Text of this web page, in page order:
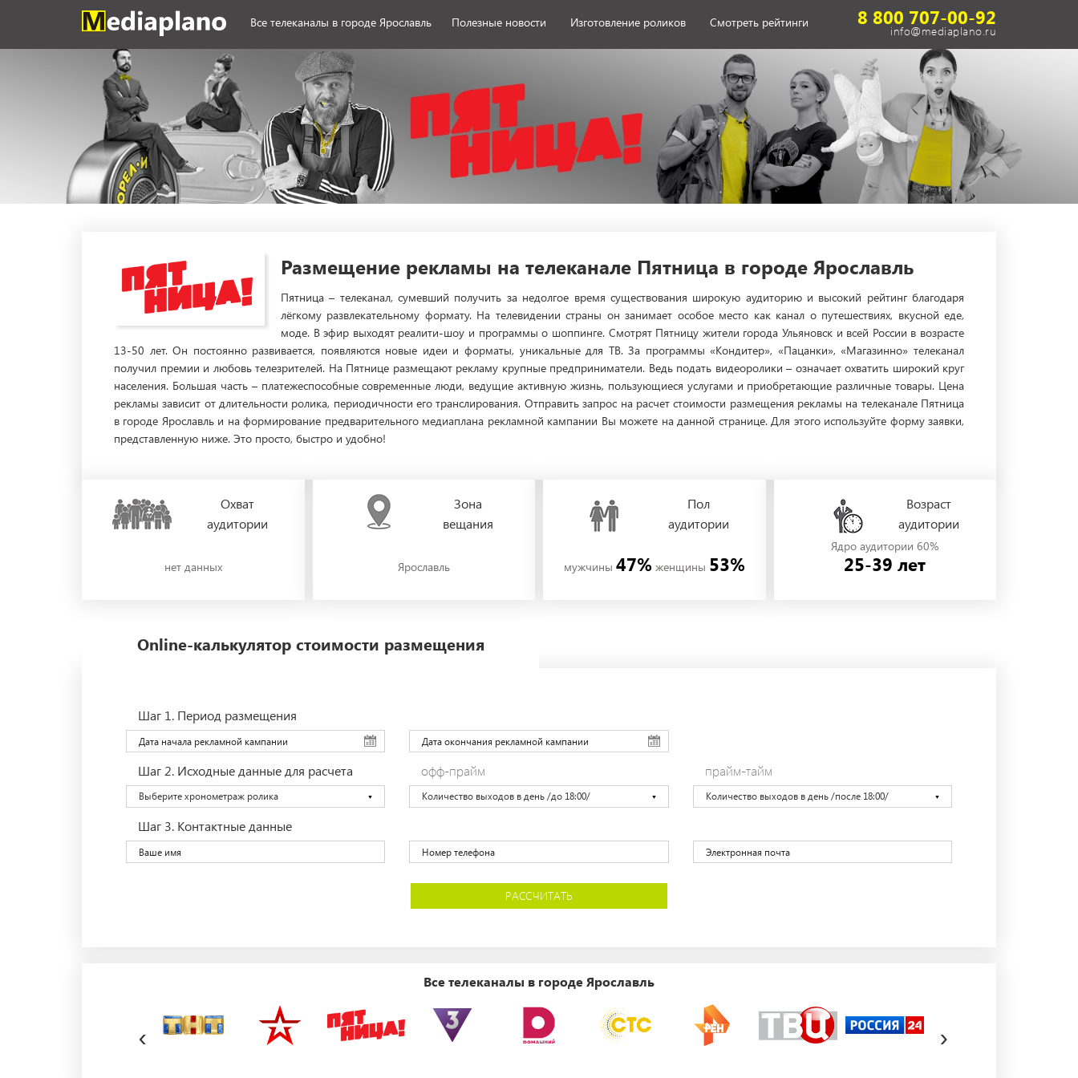
Все телеканалы в городе Ярославль Полезные новости Изготовление роликов Смотреть рейтинги 8 800 707-00-92
info@mediaplano.ru
Размещение рекламы на телеканале Пятница в городе Ярославль
Пятница – телеканал, сумевший получить за недолгое время существования широкую аудиторию и высокий рейтинг благодаря
лёгкому развлекательному формату. На телевидении страны он занимает особое место как канал о путешествиях, вкусной еде,
моде. В эфир выходят реалити-шоу и программы о шоппинге. Смотрят Пятницу жители города Ульяновск и всей России в возрасте
13-50 лет. Он постоянно развивается, появляются новые идеи и форматы, уникальные для ТВ. За программы «Кондитер», «Пацанки», «Магазинно» телеканал
получил премии и любовь телезрителей. На Пятнице размещают рекламу крупные предприниматели. Ведь подать видеоролики – означает охватить широкий круг
населения. Большая часть – платежеспособные современные люди, ведущие активную жизнь, пользующиеся услугами и приобретающие различные товары. Цена
рекламы зависит от длительности ролика, периодичности его транслирования. Отправить запрос на расчет стоимости размещения рекламы на телеканале Пятница
в городе Ярославль и на формирование предварительного медиаплана рекламной кампании Вы можете на данной странице. Для этого используйте форму заявки,
представленную ниже. Это просто, быстро и удобно!
Охват
аудитории
нет данных
Зона
вещания
Ярославль
Пол
аудитории
мужчины 47% женщины 53%
Возраст
аудитории
Ядро аудитории 60%
25-39 лет
Online-калькулятор стоимости размещения
Шаг 1. Период размещения
Шаг 2. Исходные данные для расчета
Выберите хронометраж ролика
офф-прайм
Количество выходов в день /до 18:00/
прайм-тайм
Количество выходов в день /после 18:00/
Шаг 3. Контактные данные
РАССЧИТАТЬ
Все телеканалы в городе Ярославль
‹ ›